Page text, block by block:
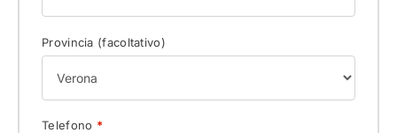
Provincia (facoltativo)
Telefono *